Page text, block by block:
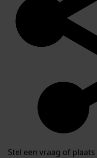
Stel een vraag of